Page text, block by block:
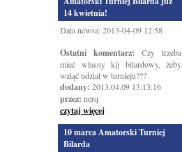
14 kwietnia!
Data newsa: 2013-04-09 12:58
Ostatni komentarz: Czy trzeba
mieć własny kij bilardowy, żeby
wziąć udział w turnieju???
dodany: 2013.04.09 13:13:16
przez: nerq
czytaj więcej
10 marca Amatorski Turniej
Bilarda